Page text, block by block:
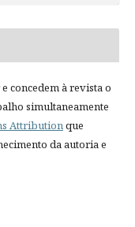
concedem à revista o
simultaneamente
Attributionque
da autoria e